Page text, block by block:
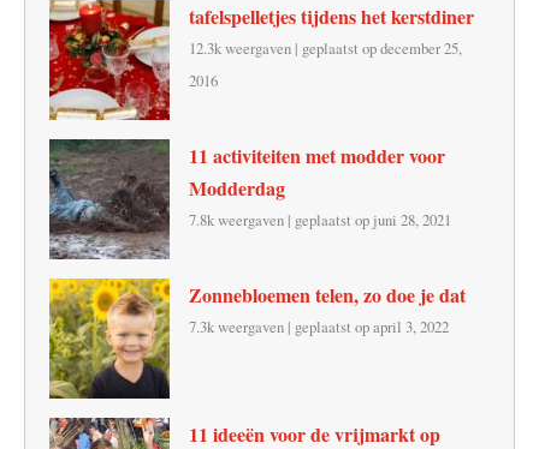
tafelspelletjes tijdens het kerstdiner
12.3k weergaven | geplaatst op december 25,
2016
11 activiteiten met modder voor
Modderdag
7.8k weergaven | geplaatst op juni 28, 2021
Zonnebloemen telen, zo doe je dat
7.3k weergaven | geplaatst op april 3, 2022
11 ideeën voor de vrijmarkt op